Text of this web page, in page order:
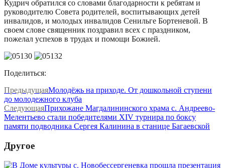
Кудрич обратился со словами благодарности к ребятам и
руководителю Совета родителей, воспитывающих детей
инвалидов, и молодых инвалидов Сенильге Бортеневой. В
своем слове священник поздравил всех с праздником,
пожелал успехов в трудах и помощи Божией.
Поделиться:
ПредыдущаяМолодёжь на приходе. От дошкольной ступени
до молодежного клуба
СледующаяПрихожане Магдалининского храма с. Андреево-
Мелентьево стали победителями XIV турнира по боксу
памяти подводника Сергея Калинина в станице Багаевской
Другое